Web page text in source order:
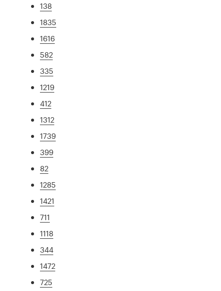
138
1835
1616
582
335
1219
412
1312
1739
399
82
1285
1421
711
1118
344
1472
725